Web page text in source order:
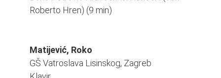
Roberto Hren) (9 min)
Matijević, Roko
GŠ Vatroslava Lisinskog, Zagreb